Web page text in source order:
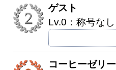
ゲスト
Lv.0：称号なし
コーヒーゼリー